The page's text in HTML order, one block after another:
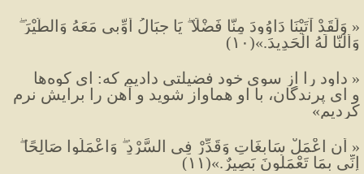
« وَلَقَدْ آتَيْنَا دَاوُودَ مِنَّا فَضْلًا ۖ يَا جِبَالُ أَوِّبِي مَعَهُ وَالطَّيْرَ ۖ
وَأَلَنَّا لَهُ الْحَدِيدَ.»(۱۰)
« داود را از سوى خود فضيلتى داديم كه: اى كوه‌ها
كرديم»
« أَنِ اعْمَلْ سَابِغَاتٍ وَقَدِّرْ فِي السَّرْدِ ۖ وَاعْمَلُوا صَالِحًا ۖ
إِنِّي بِمَا تَعْمَلُونَ بَصِيرٌ.»(۱۱)